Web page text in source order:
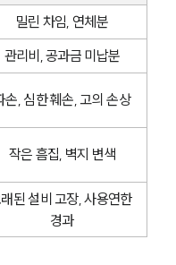
밀린 차임, 연체분
관리비, 공과금 미납분
손, 심한 훼손, 고의 손상
작은 흠집, 벽지 변색
된 설비 고장, 사용연한
경과